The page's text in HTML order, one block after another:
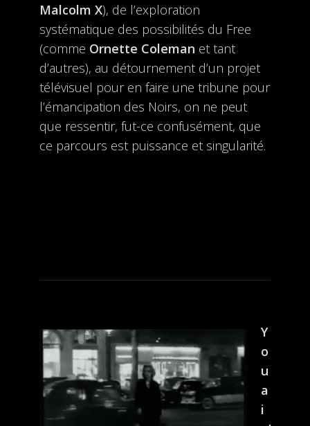
Malcolm X), de l’exploration
systématique des possibilités du Free
(comme Ornette Coleman et tant
d’autres), au détournement d’un projet
télévisuel pour en faire une tribune pour
l’émancipation des Noirs, on ne peut
que ressentir, fut-ce confusément, que
ce parcours est puissance et singularité.
Y
o
u
a
i